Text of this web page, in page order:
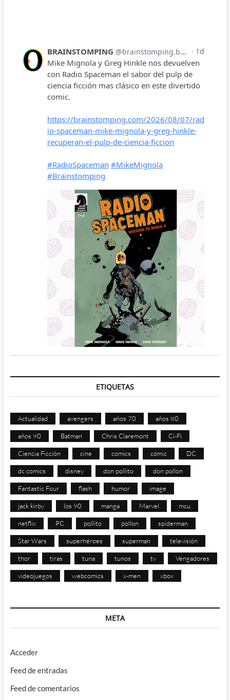
ETIQUETAS
Actualidad avengers años 70 años 80
años 90 Batman Chris Claremont Ci-Fi
Ciencia Ficción cine comics cómic DC
dc comics disney don pollito don pollon
Fantastic Four flash humor image
jack kirby los 90 manga Marvel mcu
netflix PC pollito pollon spiderman
Star Wars superhéroes superman televisión
thor tiras tuna tunos tv Vengadores
videojuegos webcomics x-men xbox
META
Acceder
Feed de entradas
Feed de comentarios